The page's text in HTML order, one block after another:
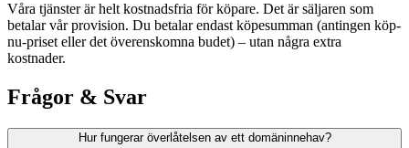
Våra tjänster är helt kostnadsfria för köpare. Det är säljaren som
betalar vår provision. Du betalar endast köpesumman (antingen köp-
nu-priset eller det överenskomna budet) – utan några extra
kostnader.
Frågor & Svar
Hur fungerar överlåtelsen av ett domäninnehav?